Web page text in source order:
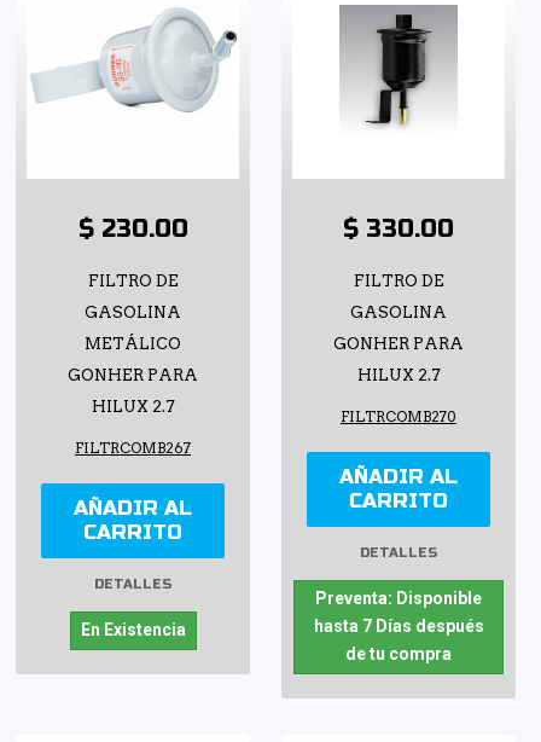
$ 230.00
FILTRO DE
GASOLINA
METÁLICO
GONHER PARA
HILUX 2.7
FILTRCOMB267
AÑADIR AL
CARRITO
DETALLES
En Existencia
$ 330.00
FILTRO DE
GASOLINA
GONHER PARA
HILUX 2.7
FILTRCOMB270
AÑADIR AL
CARRITO
DETALLES
Preventa: Disponible
hasta 7 Días después
de tu compra